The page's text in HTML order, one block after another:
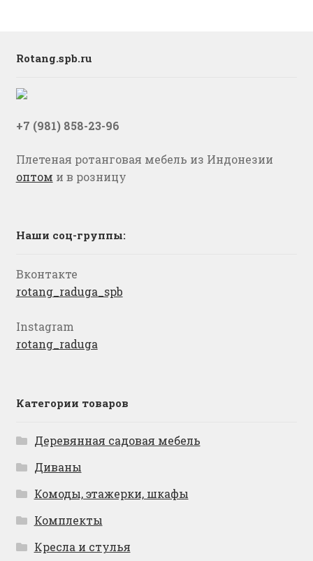
Rotang.spb.ru
+7 (981) 858-23-96
Плетеная ротанговая мебель из Индонезии
оптом и в розницу
Наши соц-группы:
Вконтакте
rotang_raduga_spb
Instagram
rotang_raduga
Категории товаров
Деревянная садовая мебель
Диваны
Комоды, этажерки, шкафы
Комплекты
Кресла и стулья